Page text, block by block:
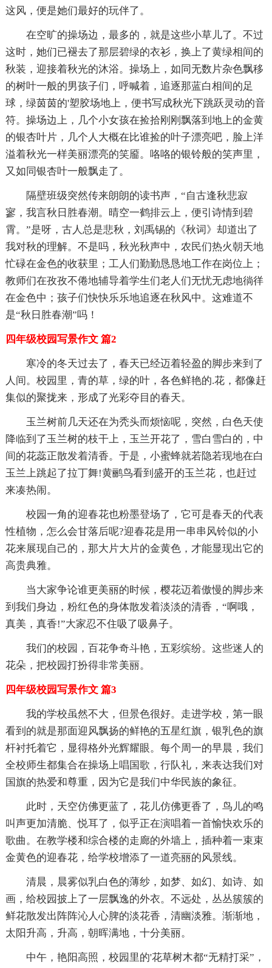
这风，便是她们最好的玩伴了。
在空旷的操场边，最多的，就是这些小草儿了。不过
这时，她们已褪去了那层碧绿的衣衫，换上了黄绿相间的
秋装，迎接着秋光的沐浴。操场上，如同无数片杂色飘移
的树叶一般的男孩子们，呼喊着，追逐那蓝白相间的足
球，绿茵茵的'塑胶场地上，便书写成秋光下跳跃灵动的音
符。操场边上，几个小女孩在捡拾刚刚飘落到地上的金黄
的银杏叶片，几个人大概在比谁捡的叶子漂亮吧，脸上洋
溢着秋光一样美丽漂亮的笑靥。咯咯的银铃般的笑声里，
又如同银杏叶一般飘走了。
隔壁班级突然传来朗朗的读书声，“自古逢秋悲寂
寥，我言秋日胜春潮。晴空一鹤排云上，便引诗情到碧
霄。”是呀，古人总是悲秋，刘禹锡的《秋词》却道出了
我对秋的理解。不是吗，秋光秋声中，农民们热火朝天地
忙碌在金色的收获里；工人们勤勤恳恳地工作在岗位上；
教师们在孜孜不倦地辅导着学生们老人们无忧无虑地徜徉
在金色中；孩子们快快乐乐地追逐在秋风中。这难道不
是“秋日胜春潮”吗！
四年级校园写景作文 篇2
寒冷的冬天过去了，春天已经迈着轻盈的脚步来到了
人间。校园里，青的草，绿的叶，各色鲜艳的.花，都像赶
集似的聚拢来，形成了光彩夺目的春天。
玉兰树前几天还在为秃头而烦恼呢，突然，白色天使
降临到了玉兰树的枝干上，玉兰开花了，雪白雪白的，中
间的花蕊正散发着清香。于是，小蜜蜂就若隐若现地在白
玉兰上跳起了拉丁舞!黄鹂鸟看到盛开的玉兰花，也赶过
来凑热闹。
校园一角的迎春花也粉墨登场了，它可是春天的代表
性植物，怎么会甘落后呢?迎春花是用一串串风铃似的小
花来展现自己的，那大片大片的金黄色，才能显现出它的
高贵典雅。
当大家争论谁更美丽的时候，樱花迈着傲慢的脚步来
到我们身边，粉红色的身体散发着淡淡的清香，“啊哦，
真美，真香!”大家忍不住吸了吸鼻子。
我们的校园，百花争奇斗艳，五彩缤纷。这些迷人的
花朵，把校园打扮得非常美丽。
四年级校园写景作文 篇3
我的学校虽然不大，但景色很好。走进学校，第一眼
看到的就是那面迎风飘扬的鲜艳的五星红旗，银乳色的旗
杆衬托着它，显得格外光辉耀眼。每个周一的早晨，我们
全校师生都集合在操场上唱国歌，行队礼，来表达我们对
国旗的热爱和尊重，因为它是我们中华民族的象征。
此时，天空仿佛更蓝了，花儿仿佛更香了，鸟儿的鸣
叫声更加清脆、悦耳了，似乎正在演唱着一首愉快欢乐的
歌曲。在教学楼和综合楼的走廊的外墙上，插种着一束束
金黄色的迎春花，给学校增添了一道亮丽的风景线。
清晨，晨雾似乳白色的薄纱，如梦、如幻、如诗、如
画，给校园披上了一层飘逸的外衣。不远处，丛丛簇簇的
鲜花散发出阵阵沁人心脾的淡花香，清幽淡雅。渐渐地，
太阳升高，升高，朝晖满地，十分美丽。
中午，艳阳高照，校园里的'花草树木都“无精打采”，